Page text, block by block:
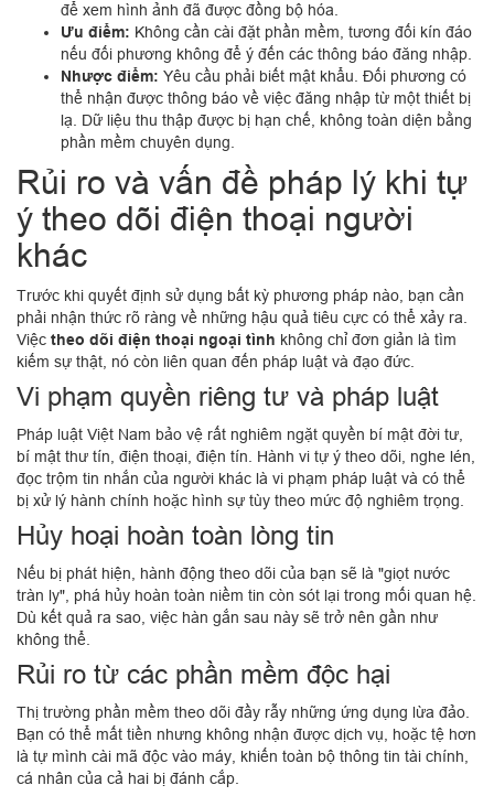
để xem hình ảnh đã được đồng bộ hóa.
Ưu điểm: Không cần cài đặt phần mềm, tương đối kín đáo
nếu đối phương không để ý đến các thông báo đăng nhập.
Nhược điểm: Yêu cầu phải biết mật khẩu. Đối phương có
thể nhận được thông báo về việc đăng nhập từ một thiết bị
lạ. Dữ liệu thu thập được bị hạn chế, không toàn diện bằng
phần mềm chuyên dụng.
Rủi ro và vấn đề pháp lý khi tự
ý theo dõi điện thoại người
khác
Trước khi quyết định sử dụng bất kỳ phương pháp nào, bạn cần
phải nhận thức rõ ràng về những hậu quả tiêu cực có thể xảy ra.
Việc theo dõi điện thoại ngoại tình không chỉ đơn giản là tìm
kiếm sự thật, nó còn liên quan đến pháp luật và đạo đức.
Vi phạm quyền riêng tư và pháp luật
Pháp luật Việt Nam bảo vệ rất nghiêm ngặt quyền bí mật đời tư,
bí mật thư tín, điện thoại, điện tín. Hành vi tự ý theo dõi, nghe lén,
đọc trộm tin nhắn của người khác là vi phạm pháp luật và có thể
bị xử lý hành chính hoặc hình sự tùy theo mức độ nghiêm trọng.
Hủy hoại hoàn toàn lòng tin
Nếu bị phát hiện, hành động theo dõi của bạn sẽ là "giọt nước
tràn ly", phá hủy hoàn toàn niềm tin còn sót lại trong mối quan hệ.
Dù kết quả ra sao, việc hàn gắn sau này sẽ trở nên gần như
không thể.
Rủi ro từ các phần mềm độc hại
Thị trường phần mềm theo dõi đầy rẫy những ứng dụng lừa đảo.
Bạn có thể mất tiền nhưng không nhận được dịch vụ, hoặc tệ hơn
là tự mình cài mã độc vào máy, khiến toàn bộ thông tin tài chính,
cá nhân của cả hai bị đánh cắp.